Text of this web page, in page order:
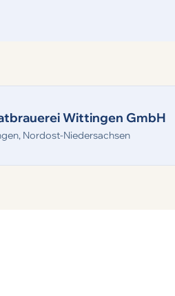
Wittingen GmbH
Nordost-Niedersachsen